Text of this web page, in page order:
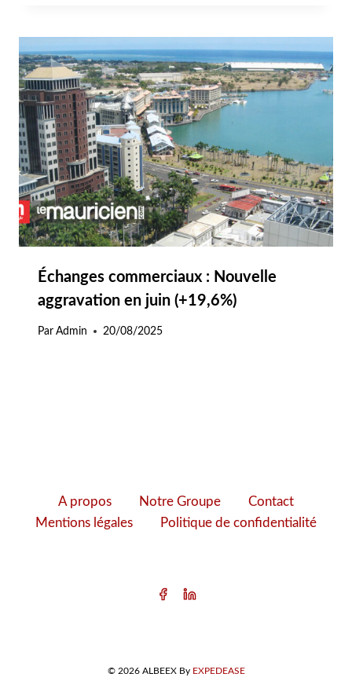
Échanges commerciaux : Nouvelle
aggravation en juin (+19,6%)
Par Admin 20/08/2025
A propos Notre Groupe
Contact
Mentions légales
Politique de confidentialité
© 2026 ALBEEX By EXPEDEASE